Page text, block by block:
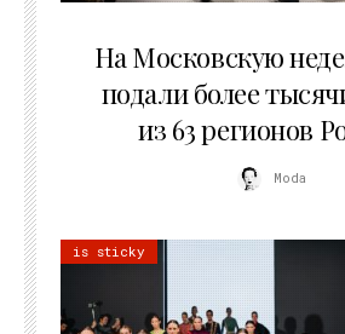
На Московскую
подали более
из 63 регионов
Moda
is sticky